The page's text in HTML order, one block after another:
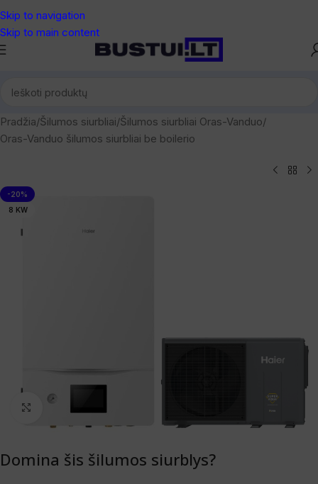
Skip to navigation
Skip to main content
Pradžia/Šilumos siurbliai/Šilumos siurbliai Oras-Vanduo/
Oras-Vanduo šilumos siurbliai be boilerio
-20%
8 KW
Domina šis šilumos siurblys?